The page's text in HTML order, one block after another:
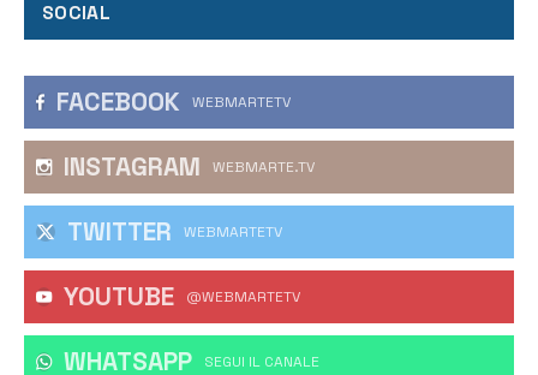
SOCIAL
FACEBOOK WEBMARTETV
INSTAGRAM WEBMARTE.TV
TWITTER WEBMARTETV
YOUTUBE @WEBMARTETV
WHATSAPP ‎SEGUI IL CANALE